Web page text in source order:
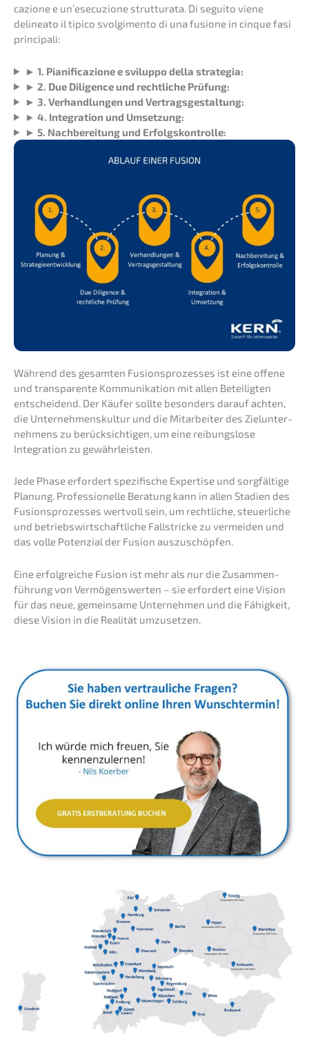
ca­zio­ne e un’esecu­zi­o­ne strut­tu­ra­ta. Di segui­to viene
delinea­to il tipico svolgi­men­to di una fusio­ne in cinque fasi
principali:
► 1. Piani­fi­ca­zio­ne e svilup­po della strategia:
► 2. Due Diligence und recht­li­che Prüfung:
► 3. Verhand­lun­gen und Vertragsgestaltung:
► 4. Integra­ti­on und Umsetzung:
► 5. Nachbe­rei­tung und Erfolgskontrolle:
Während des gesam­ten Fusions­pro­zes­ses ist eine offene
und trans­pa­ren­te Kommu­ni­ka­ti­on mit allen Betei­lig­ten
entschei­dend. Der Käufer sollte beson­ders darauf achten,
die Unter­neh­mens­kul­tur und die Mitar­bei­ter des Zielun­ter­
neh­mens zu berück­sich­ti­gen, um eine reibungs­lo­se
Integra­ti­on zu gewährleisten.
Jede Phase erfor­dert spezi­fi­sche Exper­ti­se und sorgfäl­ti­ge
Planung. Profes­sio­nel­le Beratung kann in allen Stadi­en des
Fusions­pro­zes­ses wertvoll sein, um recht­li­che, steuer­li­che
und betriebs­wirt­schaft­li­che Fallstri­cke zu vermei­den und
das volle Poten­zi­al der Fusion auszuschöpfen.
Eine erfolg­rei­che Fusion ist mehr als nur die Zusam­men­
füh­rung von Vermö­gens­wer­ten – sie erfor­dert eine Vision
für das neue, gemein­sa­me Unter­neh­men und die Fähig­keit,
diese Vision in die Reali­tät umzusetzen.